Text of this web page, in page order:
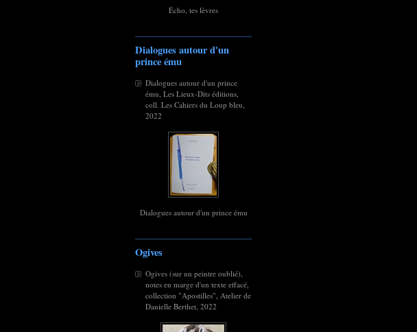
Écho, tes lèvres
Dialogues autour d'un
prince ému
Dialogues autour d'un prince
ému, Les Lieux-Dits éditions,
coll. Les Cahiers du Loup bleu,
2022
Dialogues autour d'un prince ému
Ogives
Ogives (sur un peintre oublié),
notes en marge d'un texte effacé,
collection "Apostilles", Atelier de
Danielle Berthet, 2022